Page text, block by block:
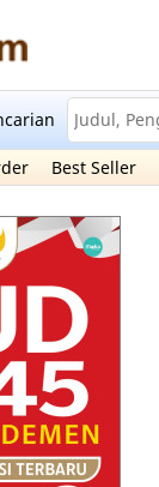
Best Seller